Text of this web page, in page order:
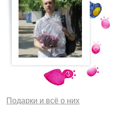
Подарки и всё о них